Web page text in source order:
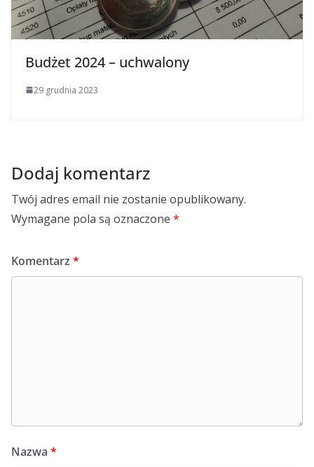
Budżet 2024 – uchwalony
29 grudnia 2023
Dodaj komentarz
Twój adres email nie zostanie opublikowany.
Wymagane pola są oznaczone *
Komentarz *
Nazwa *